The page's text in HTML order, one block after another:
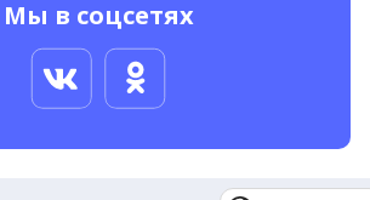
Мы в соцсетях